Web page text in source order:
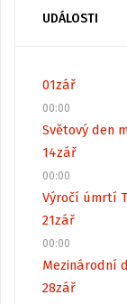
UDÁLOSTI
01zář
00:00
Světový den
14zář
00:00
Výročí úmrtí
21zář
00:00
Mezinárodní
28zář